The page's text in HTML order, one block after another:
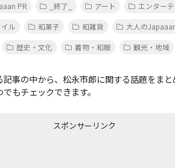
PR _終了_ アート エンター
ル 和菓子 和雑貨 大人の
歴史・文化 着物・和服 観光・地域
事の中から、松永市郎に関する話題をま
もチェックできます。
スポンサーリンク